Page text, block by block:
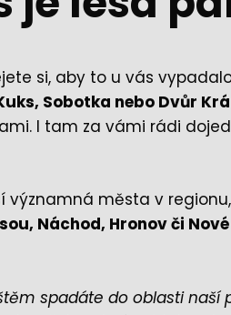
si, aby to u vás
Sobotka nebo Dvůr
I tam za vámi rádi
města v
Náchod, Hronov či
spadáte do oblasti naší